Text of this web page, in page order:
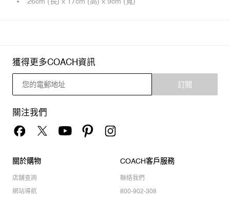
獲得更多COACH資訊
訂閱
關注我們
關於購物
店舖查詢
網站導航
COACH客戶服務
聯絡我們
800-902-308